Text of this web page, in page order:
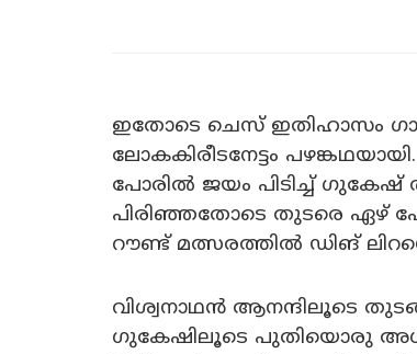
ഇതോടെ ചെസ് ഇതിഹാസം
ലോകകിരീടനേട്ടം
പോരിൽ ജയം പിടിച്ച് ഗുകേഷ്
പിരിഞ്ഞതോടെ തുടരെ ഏഴ്
റൗണ്ട് മത്സരത്തിൽ ഡിങ്
വിശ്വനാഥൻ ആനന്ദിലൂടെ
ഗുകേഷിലൂടെ പുതിയൊരു